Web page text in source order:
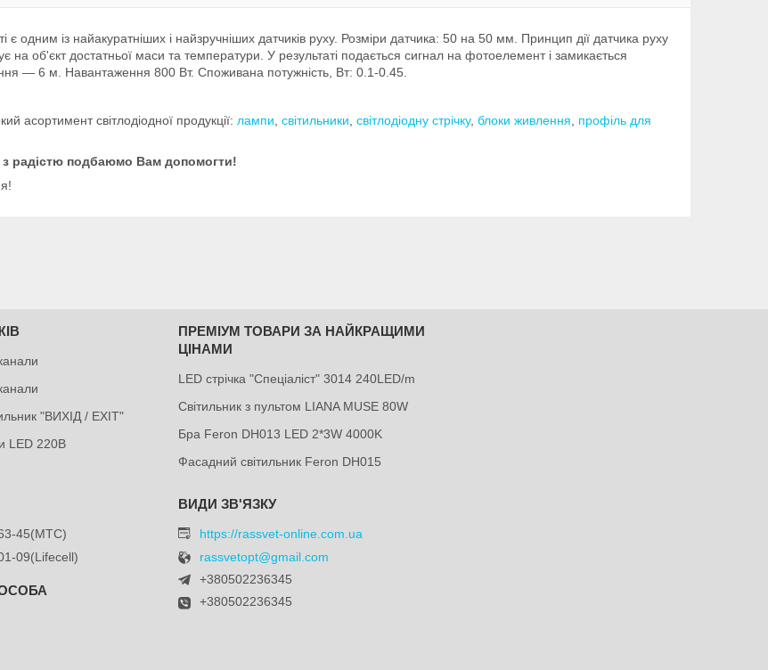
одним із найакуратніших і найзручніших датчиків руху. Розміри датчика: 50 на 50 мм. Принцип дії датчика руху
на об'єкт достатньої маси та температури. У результаті подається сигнал на фотоелемент і замикається
— 6 м. Навантаження 800 Вт. Споживана потужність, Вт: 0.1-0.45.
асортимент світлодіодної продукції: лампи світильники світлодіодну стрічку, блоки живлення
профіль для
з радістю подбаюмо Вам допомогти!
"ВИХІД / EXIT"
LED 220В
ПРЕМІУМ ТОВАРИ ЗА НАЙКРАЩИМИ
ЦІНАМИ
LED стрічка "Спеціаліст" 3014 240LED/m
Світильник з пультом LIANA MUSE 80W
Бра Feron DH013 LED 2*3W 4000K
Фасадний світильник Feron DH015
45 МТС
09 Lifecell
https://rassvet-online.com.ua
rassvetopt@gmail.com
+380502236345
+380502236345